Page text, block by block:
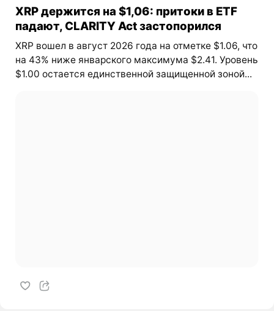
XRP держится на $1,06: притоки в ETF
падают, CLARITY Act застопорился
XRP вошел в август 2026 года на отметке $1.06, что
на 43% ниже январского максимума $2.41. Уровень
$1.00 остается единственной защищенной зоной...